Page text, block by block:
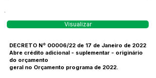
Visualizar
DECRETO Nº 00006/22 de 17 de Janeiro de 2022
Abre crédito adicional - suplementar - originário
do orçamento
geral no Orçamento programa de 2022.